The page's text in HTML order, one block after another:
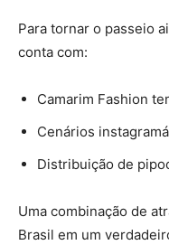
Para tornar o passeio
conta com:
Camarim Fashion
Cenários
Distribuição de
Uma combinação de
Brasil em um